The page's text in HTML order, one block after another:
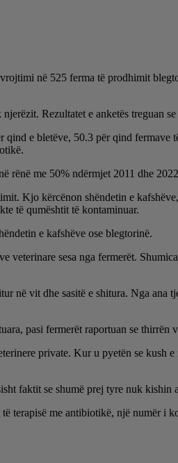
në 525 ferma të prodhimit
Rezultatet e anketës treguan
e bletëve, 50.3 për qind fermave
rënë me 50% ndërmjet 2011 dhe
Kjo kërcënon shëndetin e
të qumështit të kontaminuar.
e kafshëve ose blegtorinë.
sesa nga fermerët.
vit dhe sasitë e shitura. Nga ana
pasi fermerët raportuan se
private. Kur u pyetën se kush
faktit se shumë prej tyre nuk kishin
me antibiotikë, një numër i